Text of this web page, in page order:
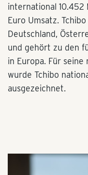
international
Euro Umsatz.
Deutschland,
und gehört zu den
in Europa. Für
wurde Tchibo
ausgezeichnet.